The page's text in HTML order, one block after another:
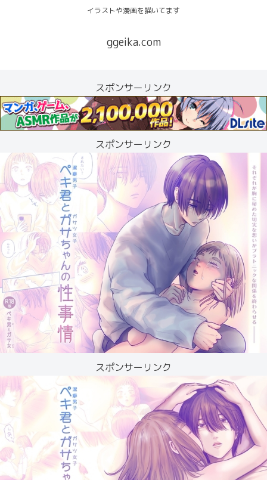
イラストや漫画を描いてます
ggeika.com
スポンサーリンク
スポンサーリンク
スポンサーリンク